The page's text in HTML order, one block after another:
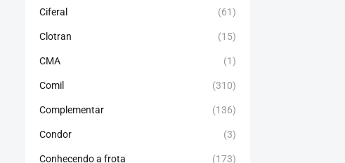
Ciferal (61)
Clotran (15)
CMA (1)
Comil (310)
Complementar (136)
Condor (3)
Conhecendo a frota (173)